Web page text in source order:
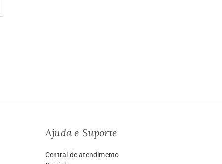
Ajuda e Suporte
Central de atendimento